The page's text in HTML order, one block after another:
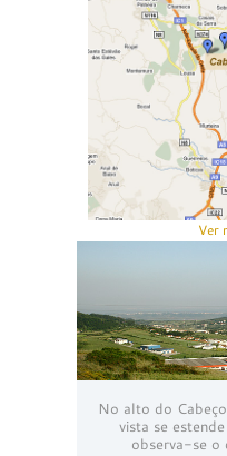
Ver
No alto do
vista se
observa-se o